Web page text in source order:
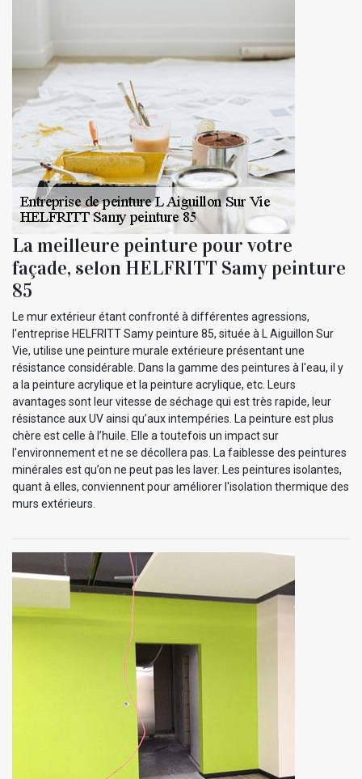
La meilleure peinture pour votre
façade, selon HELFRITT Samy peinture
85
Le mur extérieur étant confronté à différentes agressions,
l'entreprise HELFRITT Samy peinture 85, située à L Aiguillon Sur
Vie, utilise une peinture murale extérieure présentant une
résistance considérable. Dans la gamme des peintures à l'eau, il y
a la peinture acrylique et la peinture acrylique, etc. Leurs
avantages sont leur vitesse de séchage qui est très rapide, leur
résistance aux UV ainsi qu’aux intempéries. La peinture est plus
chère est celle à l’huile. Elle a toutefois un impact sur
l'environnement et ne se décollera pas. La faiblesse des peintures
minérales est qu’on ne peut pas les laver. Les peintures isolantes,
quant à elles, conviennent pour améliorer l'isolation thermique des
murs extérieurs.